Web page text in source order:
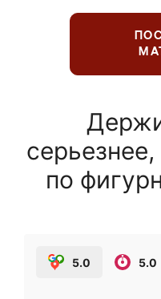
по
5.0 5.0